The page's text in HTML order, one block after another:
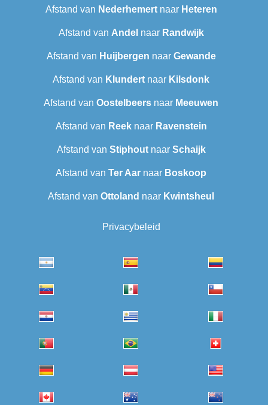
Afstand van Nederhemertnaar Heteren
Afstand van Andel naar Randwijk
Afstand van Huijbergen naar Gewande
Afstand van Klundert naar Kilsdonk
Afstand van Oostelbeers naar Meeuwen
Afstand van Reeknaar Ravenstein
Afstand van Stiphoutnaar Schaijk
Afstand van Ter Aar naar Boskoop
Afstand van Ottoland naar Kwintsheul
Privacybeleid